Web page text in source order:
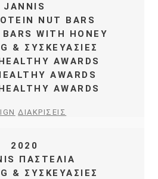
JANNIS
NUT BARS
WITH HONEY
& ΣΥΣΚΕΥΑΣΙΕΣ
AWARDS
AWARDS
AWARDS
ΔΙΑΚΡΙΣΕΙΣ
2020
ΠΑΣΤΕΛΙΑ
& ΣΥΣΚΕΥΑΣΙΕΣ